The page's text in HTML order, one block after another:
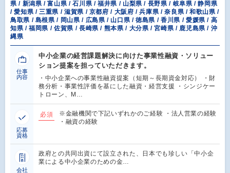
県 / 新潟県 / 富山県 / 石川県 / 福井県 / 山梨県 / 長野県 / 岐阜県 / 静岡県
/ 愛知県 / 三重県 / 滋賀県 / 京都府 / 大阪府 / 兵庫県 / 奈良県 / 和歌山県 /
鳥取県 / 島根県 / 岡山県 / 広島県 / 山口県 / 徳島県 / 香川県 / 愛媛県 / 高
知県 / 福岡県 / 佐賀県 / 長崎県 / 熊本県 / 大分県 / 宮崎県 / 鹿児島県 / 沖
縄県
仕事
内容
中小企業の経営課題解決に向けた事業性融資・ソリュー
ション提案を担っていただきます。
・中小企業への事業性融資提案（短期～長期資金対応） ・財
務分析・事業性評価を基にした融資・経営支援 ・シンジケー
トローン、M…
応募
資格
必須
※金融機関で下記いずれかのご経験 ・法人営業の経験
・融資の経験
会社
政府との共同出資にて設立された、日本でも珍しい「中小企
業による中小企業のための金…